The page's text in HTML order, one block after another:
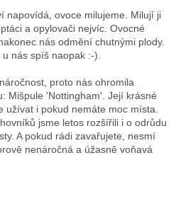
napovídá, ovoce milujeme. Milují ji
a opylovači nejvíc. Ovocné
nás odmění chutnými plody.
nás spíš naopak :-).
proto nás ohromila
Mišpule 'Nottingham'. Její krásné
užívat i pokud nemáte moc místa.
jsme letos rozšířili i o odrůdu
A pokud rádi zavařujete, nesmí
nenáročná a úžasně voňavá